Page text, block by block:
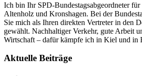
Ich bin Ihr SPD-Bundestagsabgeordneter
Altenholz und Kronshagen. Bei der
Sie mich als Ihren direkten Vertreter in den
gewählt. Nachhaltiger Verkehr, gute Arbeit
Wirtschaft – dafür kämpfe ich in Kiel und in
Aktuelle Beiträge